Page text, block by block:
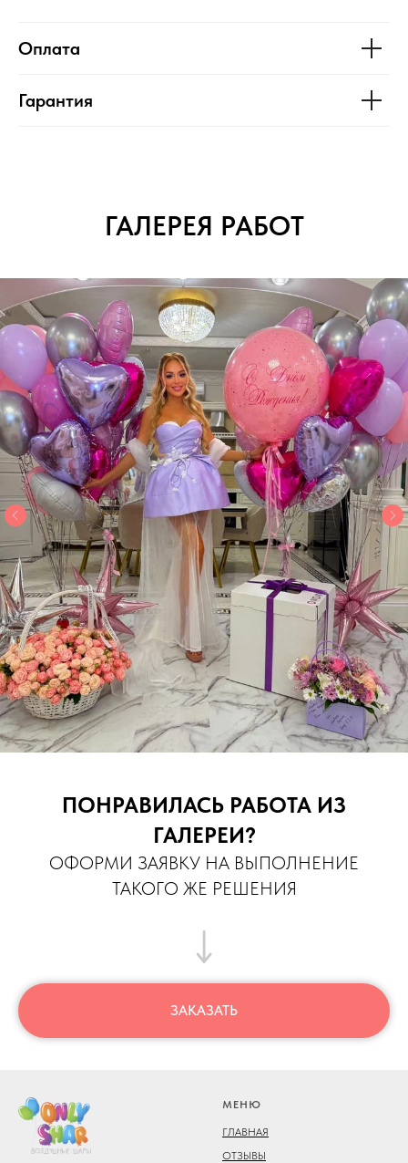
Оплата
Гарантия
ГАЛЕРЕЯ РАБОТ
ПОНРАВИЛАСЬ РАБОТА ИЗ
ГАЛЕРЕИ?
ОФОРМИ ЗАЯВКУ НА ВЫПОЛНЕНИЕ
ТАКОГО ЖЕ РЕШЕНИЯ
ЗАКАЗАТЬ
МЕНЮ
ГЛАВНАЯ
ОТЗЫВЫ